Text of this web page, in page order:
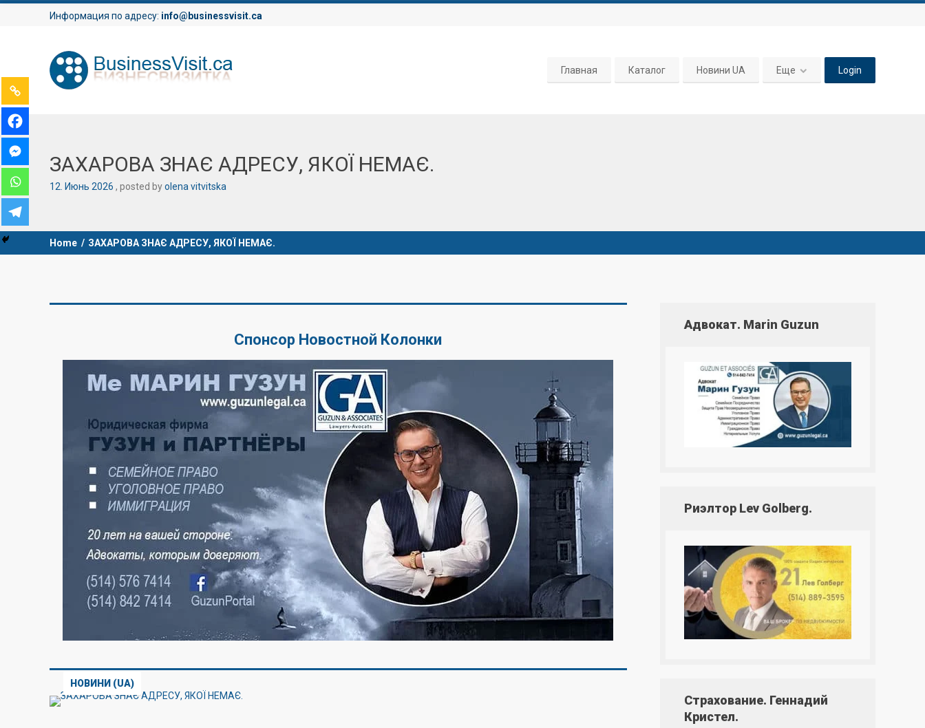
Информация по адресу: info@businessvisit.ca
Главная Каталог Новини UA Еще Login
ЗАХАРОВА ЗНАЄ АДРЕСУ, ЯКОЇ НЕМАЄ.
12 Июнь 2026 posted byolena vitvitska
Home / ЗАХАРОВА ЗНАЄ АДРЕСУ, ЯКОЇ НЕМАЄ.
Спонсор Новостной Колонки
НОВИНИ (UA)
Адвокат. Marin Guzun
Риэлтор Lev Golberg.
Страхование. Геннадий
Кристел.